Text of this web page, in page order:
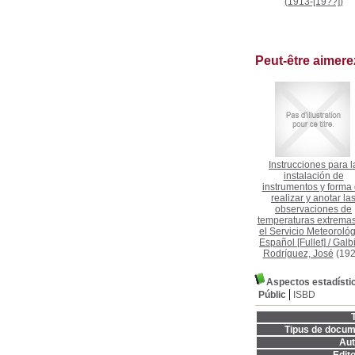
Peut-être
Instrucciones para
instalación de
instrumentos y forma
realizar y anotar las
observaciones de
temperaturas
el Servicio
Español [Fullet] /
Rodríguez, José
Aspectos
Públic
ISBD
Tipus de